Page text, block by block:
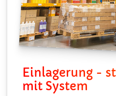
Einlagerung -
mit System